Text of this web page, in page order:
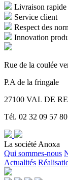
Livraison rapide
Service client
Respect des
Innovation
Rue de la coulée
P.A de la fringale
27100 VAL DE
Tél. 02 32 09 57 80
La société Anoxa
Qui sommes-nous
Actualités